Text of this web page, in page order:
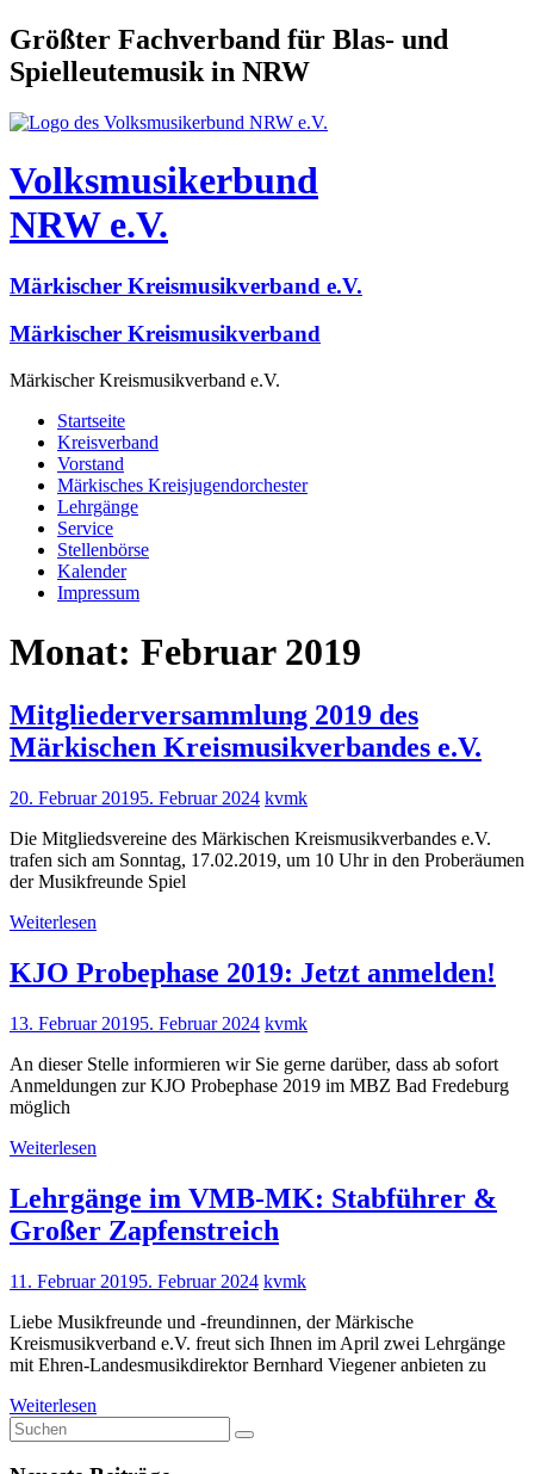
Größter Fachverband für Blas- und
Spielleutemusik in NRW
Volksmusikerbund
NRW e.V.
Märkischer Kreismusikverband e.V.
Märkischer Kreismusikverband
Märkischer Kreismusikverband e.V.
Startseite
Kreisverband
Vorstand
Märkisches Kreisjugendorchester
Lehrgänge
Service
Stellenbörse
Kalender
Impressum
Monat: Februar 2019
Mitgliederversammlung 2019 des
Märkischen Kreismusikverbandes e.V.
20. Februar 20195. Februar 2024 kvmk
Die Mitgliedsvereine des Märkischen Kreismusikverbandes e.V.
trafen sich am Sonntag, 17.02.2019, um 10 Uhr in den Proberäumen
der Musikfreunde Spiel
Weiterlesen
KJO Probephase 2019: Jetzt anmelden!
13. Februar 20195. Februar 2024 kvmk
An dieser Stelle informieren wir Sie gerne darüber, dass ab sofort
Anmeldungen zur KJO Probephase 2019 im MBZ Bad Fredeburg
möglich
Weiterlesen
Lehrgänge im VMB-MK: Stabführer &
Großer Zapfenstreich
11. Februar 20195. Februar 2024 kvmk
Liebe Musikfreunde und -freundinnen, der Märkische
Kreismusikverband e.V. freut sich Ihnen im April zwei Lehrgänge
mit Ehren-Landesmusikdirektor Bernhard Viegener anbieten zu
Weiterlesen